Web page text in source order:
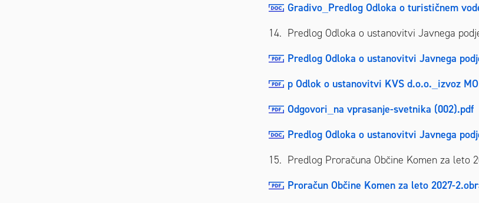
Gradivo_Predlog Odloka o turističnem
14. Predlog Odloka o ustanovitvi Javnega
Predlog Odloka o ustanovitvi Javnega
p Odlok o ustanovitvi KVS d.o.o._izvoz
Odgovori_na vprasanje-svetnika (002).pdf
Predlog Odloka o ustanovitvi Javnega
15. Predlog Proračuna Občine Komen za leto
Proračun Občine Komen za leto 2027-